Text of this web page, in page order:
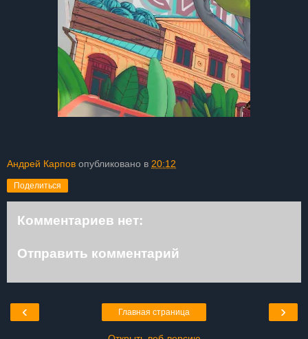
Андрей Карпов опубликовано в 20:12
Поделиться
Комментариев нет:
Отправить комментарий
‹ ›
Главная страница